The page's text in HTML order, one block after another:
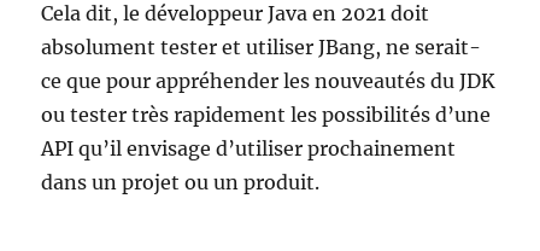
Cela dit, le développeur Java en 2021 doit
absolument tester et utiliser JBang, ne serait-
ce que pour appréhender les nouveautés du JDK
ou tester très rapidement les possibilités d’une
API qu’il envisage d’utiliser prochainement
dans un projet ou un produit.